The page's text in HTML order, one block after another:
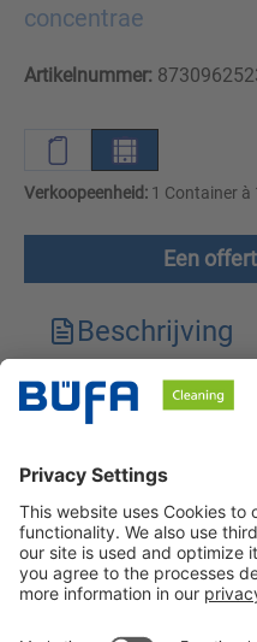
concentrae
Artikelnummer:
Verkoopeenheid: 1 Container à
Een
Beschrijving
Technische